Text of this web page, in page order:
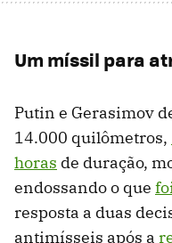
Um míssil para
Putin e Gerasimov
14.000 quilômetros,
horas de duração,
endossando o que
resposta a duas
antimísseis após a